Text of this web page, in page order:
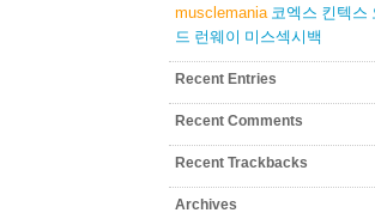
musclemania 코엑스 킨텍스
드 런웨이 미스섹시백
Recent Entries
Recent Comments
Recent Trackbacks
Archives